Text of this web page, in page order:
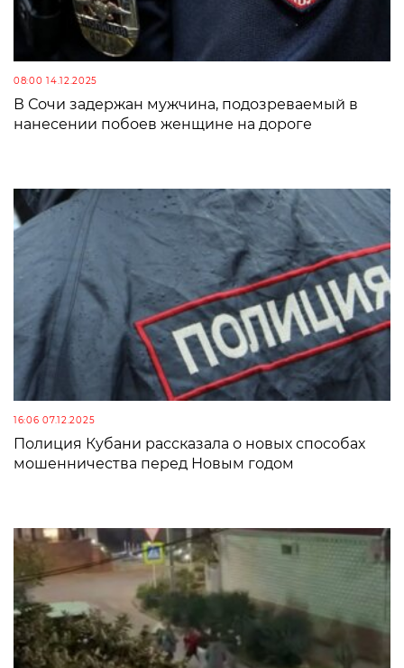
08:00 14.12.2025
В Сочи задержан мужчина, подозреваемый в
нанесении побоев женщине на дороге
16:06 07.12.2025
Полиция Кубани рассказала о новых способах
мошенничества перед Новым годом